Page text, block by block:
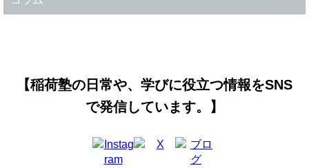
【稲荷塾の日常や、学びに役立つ情報をSNS
で発信しています。】